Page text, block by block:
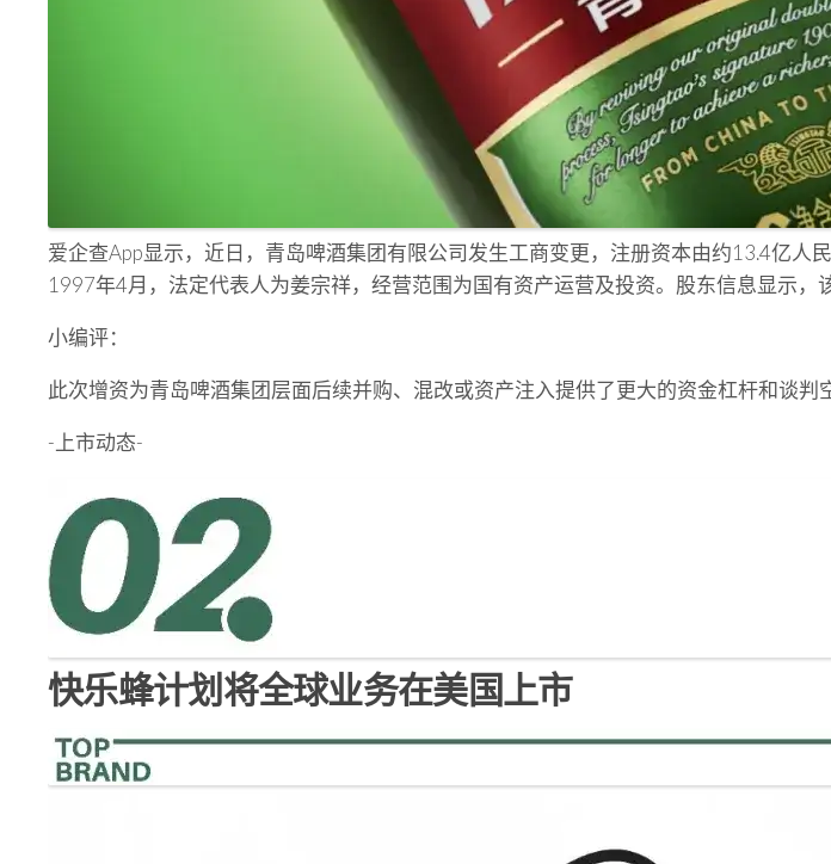
爱企查App显示，近日，青岛啤酒集团有限公司发生工商变更，注册资本由约13.4亿
1997年4月，法定代表人为姜宗祥，经营范围为国有资产运营及投资。股东信息显示，
小编评：
此次增资为青岛啤酒集团层面后续并购、混改或资产注入提供了更大的资金杠杆和谈判
-上市动态-
快乐蜂计划将全球业务在美国上市